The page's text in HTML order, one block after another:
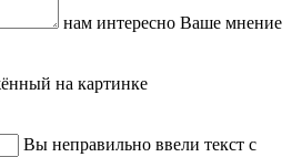
нам интересно Ваше мнение
на картинке
Вы неправильно ввели текст с